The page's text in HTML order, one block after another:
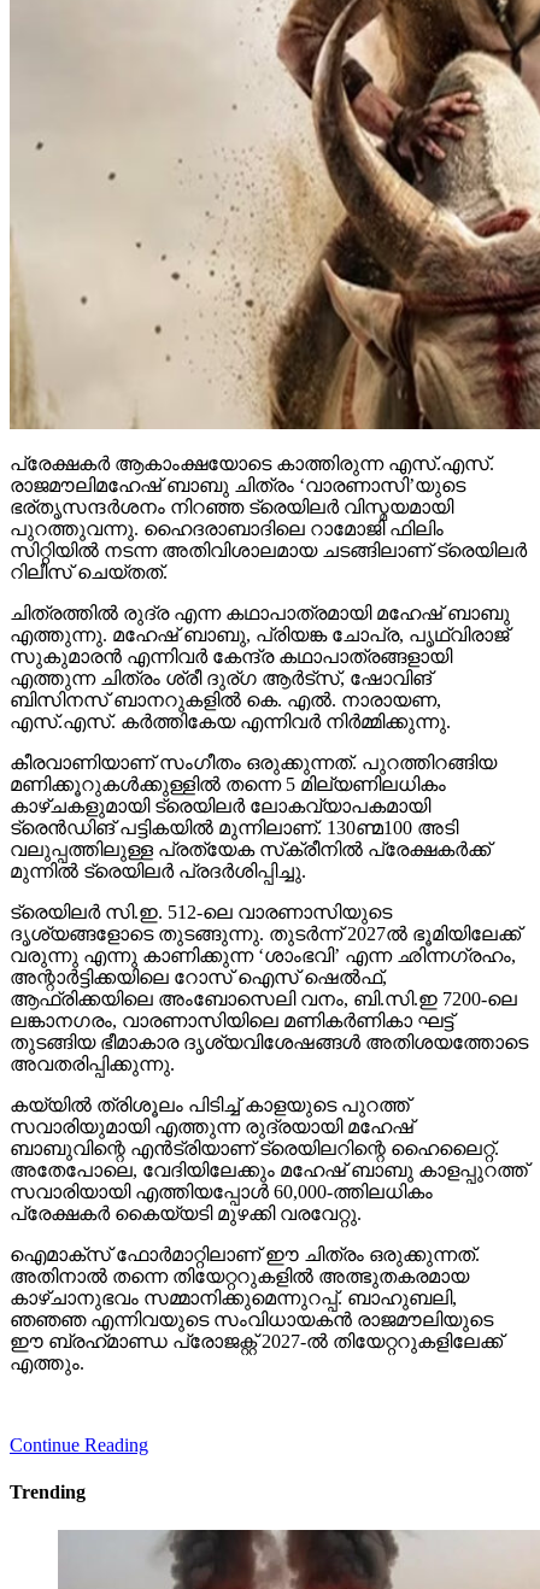
പ്രേക്ഷകര്‍ ആകാംക്ഷയോടെ കാത്തിരുന്ന എസ്.എസ്.
രാജമൗലിമഹേഷ് ബാബു ചിത്രം ‘വാരണാസി’യുടെ
ഭര്തൃസന്ദര്‍ശനം നിറഞ്ഞ ട്രെയിലര്‍ വിസ്മയമായി
പുറത്തുവന്നു. ഹൈദരാബാദിലെ റാമോജി ഫിലിം
സിറ്റിയില്‍ നടന്ന അതിവിശാലമായ ചടങ്ങിലാണ് ട്രെയിലര്‍
ചിത്രത്തില്‍ രുദ്ര എന്ന കഥാപാത്രമായി മഹേഷ് ബാബു
എത്തുന്നു. മഹേഷ് ബാബു, പ്രിയങ്ക ചോപ്ര, പൃഥ്വിരാജ്
സുകുമാരന്‍ എന്നിവര്‍ കേന്ദ്ര കഥാപാത്രങ്ങളായി
എത്തുന്ന ചിത്രം ശ്രീ ദുര്ഗ ആര്‍ട്‌സ്, ഷോവിങ്
ബിസിനസ് ബാനറുകളില്‍ കെ. എല്‍. നാരായണ,
കീരവാണിയാണ് സംഗീതം ഒരുക്കുന്നത്. പുറത്തിറങ്ങിയ
മണിക്കൂറുകള്‍ക്കുള്ളില്‍ തന്നെ 5 മില്യണിലധികം
കാഴ്ചകളുമായി ട്രെയിലര്‍ ലോകവ്യാപകമായി
ട്രെന്‍ഡിങ് പട്ടികയില്‍ മുന്നിലാണ്. 130ണ്മ100 അടി
വലുപ്പത്തിലുള്ള പ്രത്യേക സ്‌ക്രീനില്‍ പ്രേക്ഷകര്‍ക്ക്
ട്രെയിലര്‍ സി.ഇ. 512-ലെ വാരണാസിയുടെ
ദൃശ്യങ്ങളോടെ തുടങ്ങുന്നു. തുടര്‍ന്ന് 2027ല്‍ ഭൂമിയിലേക്ക്
വരുന്നു എന്നു കാണിക്കുന്ന ‘ശാംഭവി’ എന്ന ഛിന്നഗ്രഹം,
അന്റാര്‍ട്ടിക്കയിലെ റോസ് ഐസ് ഷെല്‍ഫ്,
ആഫ്രിക്കയിലെ അംബോസെലി വനം, ബി.സി.ഇ 7200-ലെ
തുടങ്ങിയ ഭീമാകാര ദൃശ്യവിശേഷങ്ങള്‍ അതിശയത്തോടെ
അവതരിപ്പിക്കുന്നു.
കയ്യില്‍ ത്രിശൂലം പിടിച്ച് കാളയുടെ പുറത്ത്
സവാരിയുമായി എത്തുന്ന രുദ്രയായി മഹേഷ്
ബാബുവിന്റെ എന്‍ട്രിയാണ് ട്രെയിലറിന്റെ ഹൈലൈറ്റ്.
അതേപോലെ, വേദിയിലേക്കും മഹേഷ് ബാബു കാളപ്പുറത്ത്
സവാരിയായി എത്തിയപ്പോള്‍ 60,000-ത്തിലധികം
ഐമാക്‌സ് ഫോര്‍മാറ്റിലാണ് ഈ ചിത്രം ഒരുക്കുന്നത്.
അതിനാല്‍ തന്നെ തിയേറ്ററുകളില്‍ അത്ഭുതകരമായ
കാഴ്ചാനുഭവം സമ്മാനിക്കുമെന്നുറപ്പ്. ബാഹുബലി,
ഞഞഞ എന്നിവയുടെ സംവിധായകന്‍ രാജമൗലിയുടെ
ഈ ബ്രഹ്‌മാണ്ഡ പ്രോജക്റ്റ് 2027-ല്‍ തിയേറ്ററുകളിലേക്ക്
Continue Reading
Trending